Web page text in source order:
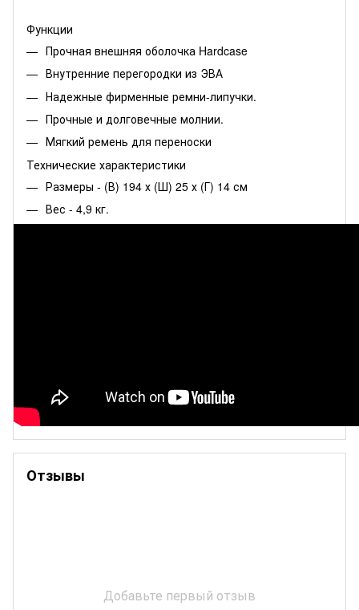
Функции
Прочная внешняя оболочка Hardcase
Внутренние перегородки из ЭВА
Надежные фирменные ремни-липучки.
Прочные и долговечные молнии.
Мягкий ремень для переноски
Технические характеристики
Размеры - (В) 194 х (Ш) 25 х (Г) 14 см
Вес - 4,9 кг.
Отзывы
Добавьте первый отзыв